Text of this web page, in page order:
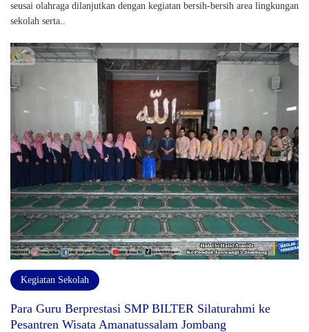
seusai olahraga dilanjutkan dengan kegiatan bersih-bersih area lingkungan
sekolah serta..
Kegiatan Sekolah
Para Guru Berprestasi SMP BILTER Silaturahmi ke
Pesantren Wisata Amanatussalam Jombang